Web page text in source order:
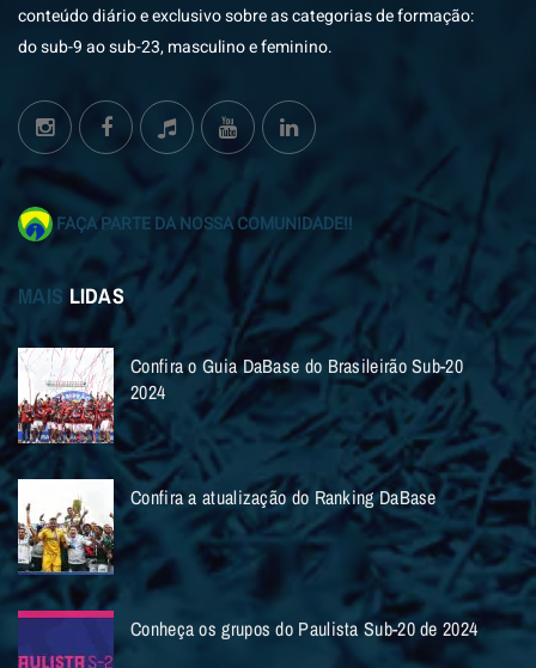
conteúdo diário e exclusivo sobre as categorias de formação:
do sub-9 ao sub-23, masculino e feminino.
FAÇA PARTE DA NOSSA COMUNIDADE!!
MAIS LIDAS
Confira o Guia DaBase do Brasileirão Sub-20
2024
Confira a atualização do Ranking DaBase
Conheça os grupos do Paulista Sub-20 de 2024